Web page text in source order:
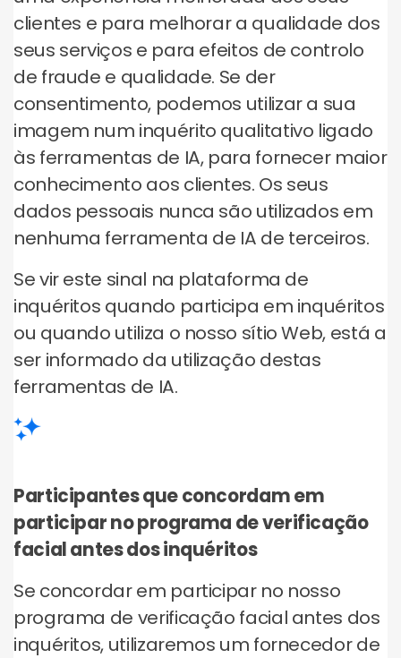
clientes e para melhorar a qualidade dos
seus serviços e para efeitos de controlo
de fraude e qualidade. Se der
consentimento, podemos utilizar a sua
imagem num inquérito qualitativo ligado
às ferramentas de IA, para fornecer maior
conhecimento aos clientes. Os seus
dados pessoais nunca são utilizados em
nenhuma ferramenta de IA de terceiros.
Se vir este sinal na plataforma de
inquéritos quando participa em inquéritos
ou quando utiliza o nosso sítio Web, está a
ser informado da utilização destas
ferramentas de IA.
Participantes que concordam em
participar no programa de verificação
facial antes dos inquéritos
Se concordar em participar no nosso
programa de verificação facial antes dos
inquéritos, utilizaremos um fornecedor de